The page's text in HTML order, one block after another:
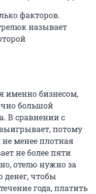
факторов.
называет
именно бизнесом,
большой
В сравнении с
потому
не менее плотная
не более пяти
отелю нужно за
денег, чтобы
года, платить